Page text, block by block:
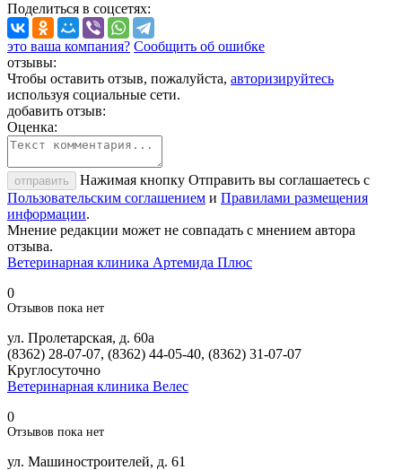
Поделиться в соцсетях:
это ваша компания? Сообщить об ошибке
отзывы:
Чтобы оставить отзыв, пожалуйста, авторизируйтесь
используя социальные сети.
добавить отзыв:
Оценка:
отправить
Нажимая кнопку Отправить вы соглашаетесь с
Пользовательским соглашением и Правилами размещения
информации.
Мнение редакции может не совпадать с мнением автора
отзыва.
Ветеринарная клиника Артемида Плюс
0
Отзывов пока нет
ул. Пролетарская, д. 60а
(8362) 28-07-07, (8362) 44-05-40, (8362) 31-07-07
Круглосуточно
Ветеринарная клиника Велес
0
Отзывов пока нет
ул. Машиностроителей, д. 61